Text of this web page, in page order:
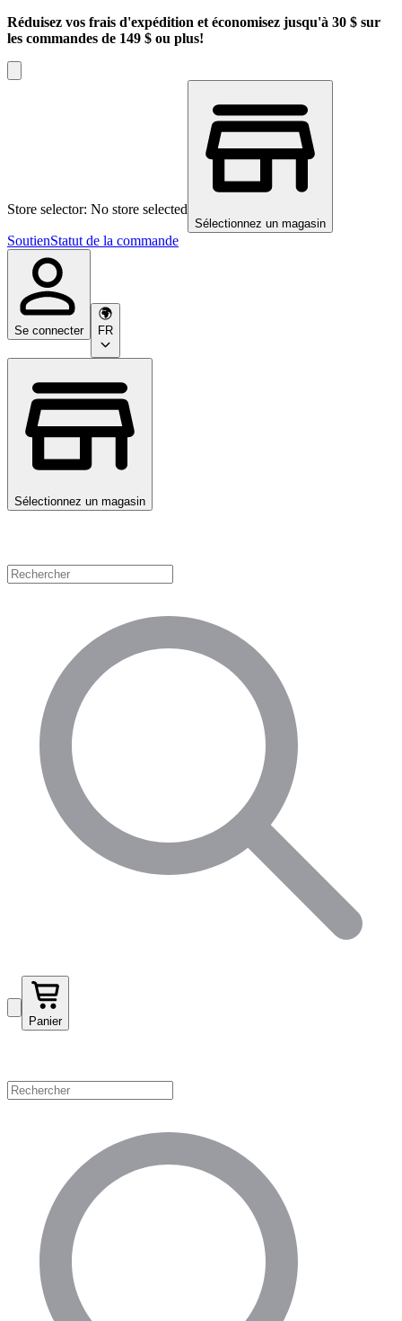
Réduisez vos frais d'expédition et économisez jusqu'à 30 $ sur
les commandes de 149 $ ou plus!
Store selector: No store selected
Sélectionnez un magasin
SoutienStatut de la commande
Se connecter FR
Sélectionnez un magasin
Panier